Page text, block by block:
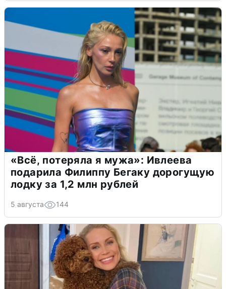
«Всё, потеряла я мужа»: Ивлеева
подарила Филиппу Бегаку дорогущую
лодку за 1,2 млн рублей
5 августа 144